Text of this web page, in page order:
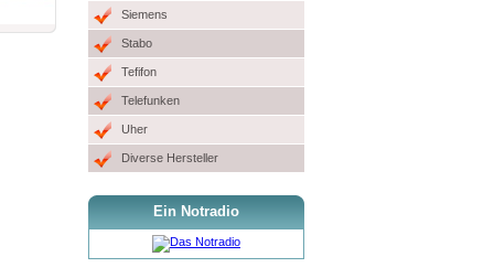
Siemens
Stabo
Tefifon
Telefunken
Uher
Diverse Hersteller
Ein Notradio